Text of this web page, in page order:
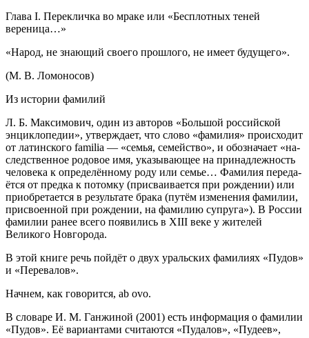
Глава I. Перекличка во мраке или «Бесплотных теней
вереница…»
«Народ, не знающий своего прошлого, не имеет будущего».
(М. В. Ломоносов)
Из истории фамилий
Л. Б. Максимович, один из авторов «Большой российской
энциклопедии», утверждает, что слово «фамилия» происходит
от латинского familia — «семья, семейство», и обозначает «на­
след­ст­вен­ное ро­до­вое имя, ука­зы­ваю­щее на при­над­леж­ность
че­ло­ве­ка к оп­ре­де­лён­но­му ро­ду или се­мье… Фамилия пе­ре­да­
ёт­ся от пред­ка к по­том­ку (при­сваи­ва­ет­ся при ро­ж­де­нии) или
при­об­ре­та­ет­ся в ре­зуль­та­те брака (пу­тём из­ме­не­ния фамилии,
при­сво­ен­ной при ро­ж­де­нии, на фамилию суп­ру­га»). В России
фамилии ранее всего появились в XIII веке у жителей
Великого Новгорода.
В этой книге речь пойдёт о двух уральских фамилиях «Пудов»
и «Перевалов».
Начнем, как говорится, ab ovo.
В словаре И. М. Ганжиной (2001) есть информация о фамилии
«Пудов». Её вариантами считаются «Пудалов», «Пудеев»,